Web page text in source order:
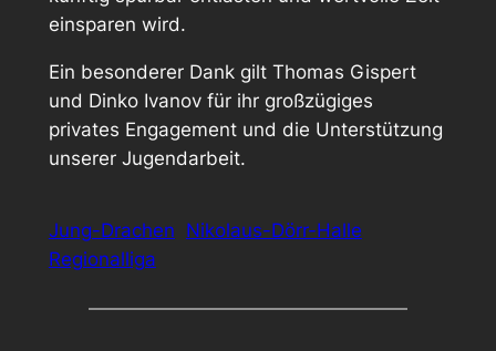
einsparen wird.
Ein besonderer Dank gilt Thomas Gispert
und Dinko Ivanov für ihr großzügiges
privates Engagement und die Unterstützung
unserer Jugendarbeit.
Jung-Drachen Nikolaus-Dörr-Halle
Regionalliga